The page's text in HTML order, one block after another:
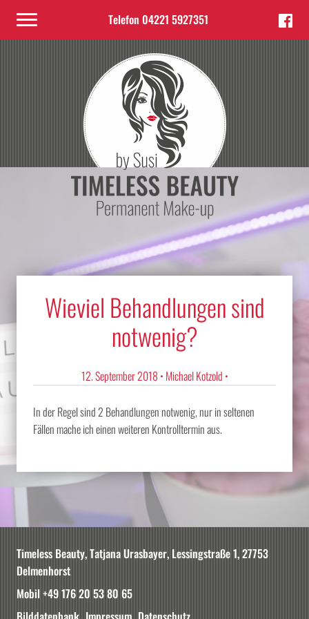
Telefon 04221 5927351
Wieviel Behandlungen sind
notwenig?
12. September 2018 • Michael Kotzold •
In der Regel sind 2 Behandlungen notwenig, nur in seltenen
Fällen mache ich einen weiteren Kontrolltermin aus.
Timeless Beauty, Tatjana Urasbayer, Lessingstraße 1, 27753
Delmenhorst
Mobil +49 176 20 53 80 65